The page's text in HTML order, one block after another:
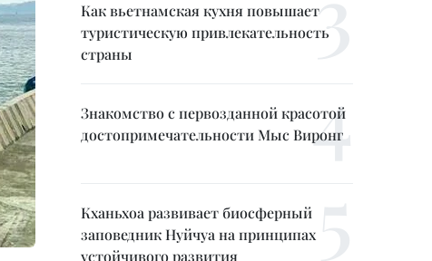
Как вьетнамская кухня повышает
туристическую привлекательность
страны
Знакомство с первозданной красотой
достопримечательности Мыс Виронг
Кханьхоа развивает биосферный
заповедник Нуйчуа на принципах
устойчивого развития